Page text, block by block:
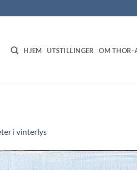
HJEM UTSTILLINGER OM THOR-
i vinterlys